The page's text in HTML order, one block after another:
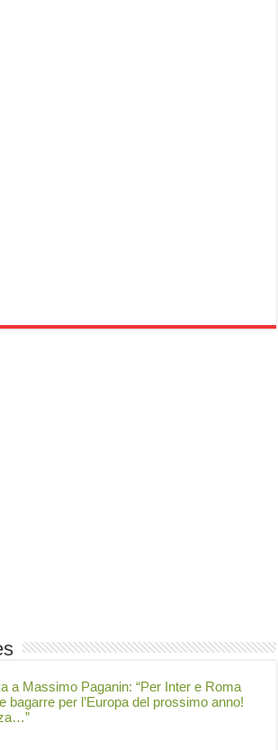
a Massimo Paganin: “Per Inter e Roma
bagarre per l’Europa del prossimo anno!